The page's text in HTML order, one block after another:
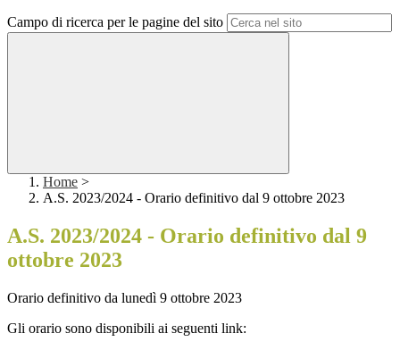
Campo di ricerca per le pagine del sito
Home >
A.S. 2023/2024 - Orario definitivo dal 9 ottobre 2023
A.S. 2023/2024 - Orario definitivo dal 9
ottobre 2023
Orario definitivo da lunedì 9 ottobre 2023
Gli orario sono disponibili ai seguenti link: